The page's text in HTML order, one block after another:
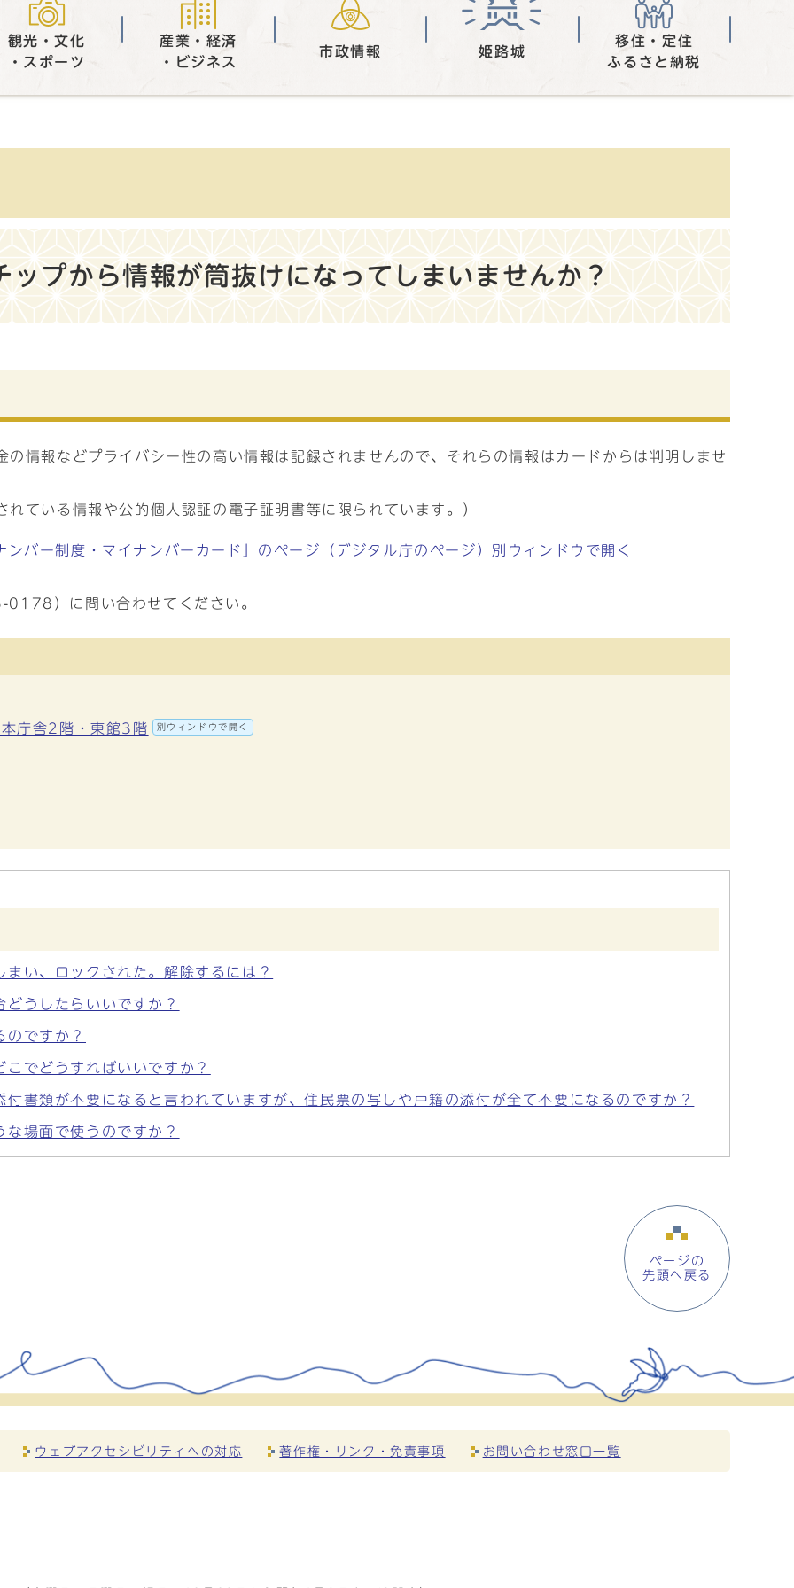
観光・文化
・スポーツ
産業・経済
・ビジネス
市政情報 姫路城
移住・定住
ふるさと納税
プから情報が筒抜けになってしまいませんか？
情報などプライバシー性の高い情報は記録されませんので、それらの情報はカードからは判明しませ
ている情報や公的個人認証の電子証明書等に限られています。）
ンバー制度・マイナンバーカード」のページ（デジタル庁のページ）別ウィンドウで開く
）に問い合わせてください。
庁舎2階・東館3階 別ウィンドウで開く
い、ロックされた。解除するには？
うしたらいいですか？
ですか？
でどうすればいいですか？
書類が不要になると言われていますが、住民票の写しや戸籍の添付が全て不要になるのですか？
場面で使うのですか？
ページの
先頭へ戻る
ウェブアクセシビリティへの対応 著作権・リンク・免責事項 お問い合わせ窓口一覧